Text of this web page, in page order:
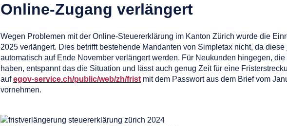
Online-Zugang verlängert
Wegen Problemen mit der Online-Steuererklärung im Kanton Zürich wurde die
2025 verlängert. Dies betrifft bestehende Mandanten von Simpletax nicht, da
automatisch auf Ende November verlängert werden. Für Neukunden hingegen,
haben, entspannt das die Situation und lässt auch genug Zeit für eine
aufegov-service.ch/public/web/zh/frist mit dem Passwort aus dem Brief vom
vornehmen.